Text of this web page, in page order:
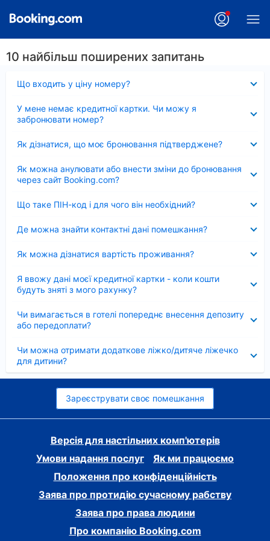
10 найбільш поширених запитань
Що входить у ціну номеру?
У мене немає кредитної картки. Чи можу я
забронювати номер?
Як дізнатися, що моє бронювання підтверджене?
Як можна анулювати або внести зміни до бронювання
через сайт Booking.com?
Що таке ПІН-код і для чого він необхідний?
Де можна знайти контактні дані помешкання?
Як можна дізнатися вартість проживання?
Я ввожу дані моєї кредитної картки - коли кошти
будуть зняті з мого рахунку?
Чи вимагається в готелі попереднє внесення депозиту
або передоплати?
Чи можна отримати додаткове ліжко/дитяче ліжечко
для дитини?
Зареєструвати своє помешкання
Версія для настільних комп'ютерів
Умови надання послуг
Як ми працюємо
Положення про конфіденційність
Заява про протидію сучасному рабству
Заява про права людини
Про компанію Booking.com